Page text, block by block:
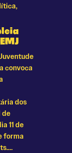
convoca
dos
de
11 de
forma